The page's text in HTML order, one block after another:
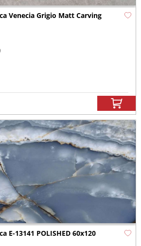
Venecia Grigio Matt Carving
E-13141 POLISHED 60x120